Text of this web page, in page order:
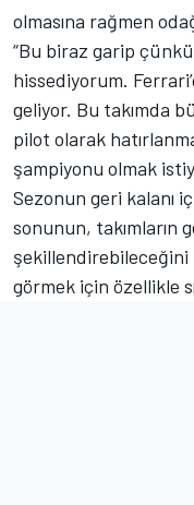
olmasına rağmen
“Bu biraz garip
hissediyorum.
geliyor. Bu takımda
pilot olarak
şampiyonu olmak
Sezonun geri kalanı
sonunun, takımların
görmek için özellikle